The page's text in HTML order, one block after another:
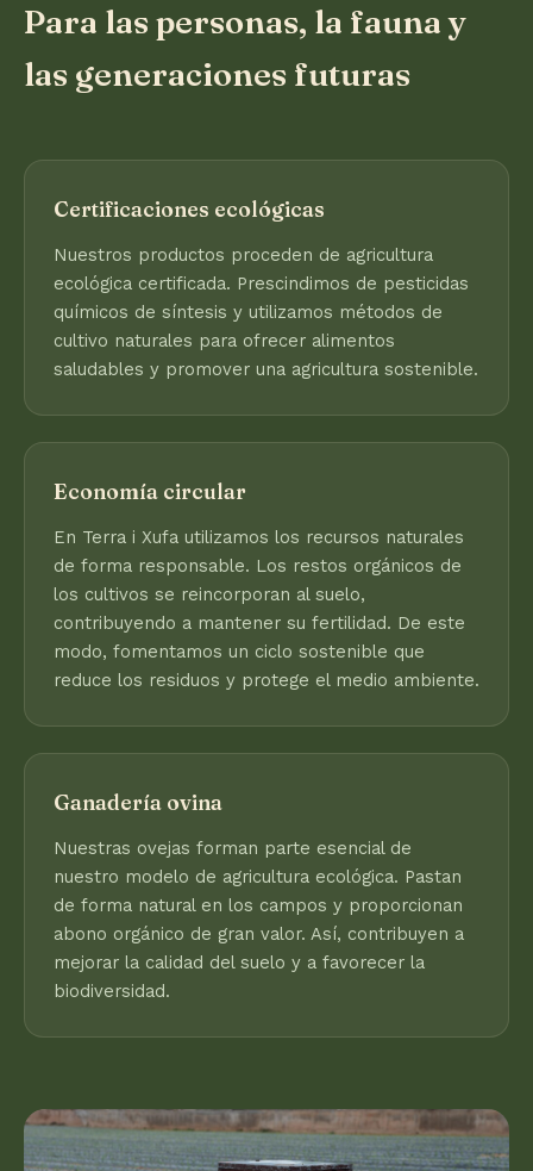
Para las personas, la fauna y
las generaciones futuras
Certificaciones ecológicas
Nuestros productos proceden de agricultura
ecológica certificada. Prescindimos de pesticidas
químicos de síntesis y utilizamos métodos de
cultivo naturales para ofrecer alimentos
saludables y promover una agricultura sostenible.
Economía circular
En Terra i Xufa utilizamos los recursos naturales
de forma responsable. Los restos orgánicos de
los cultivos se reincorporan al suelo,
contribuyendo a mantener su fertilidad. De este
modo, fomentamos un ciclo sostenible que
reduce los residuos y protege el medio ambiente.
Ganadería ovina
Nuestras ovejas forman parte esencial de
nuestro modelo de agricultura ecológica. Pastan
de forma natural en los campos y proporcionan
abono orgánico de gran valor. Así, contribuyen a
mejorar la calidad del suelo y a favorecer la
biodiversidad.